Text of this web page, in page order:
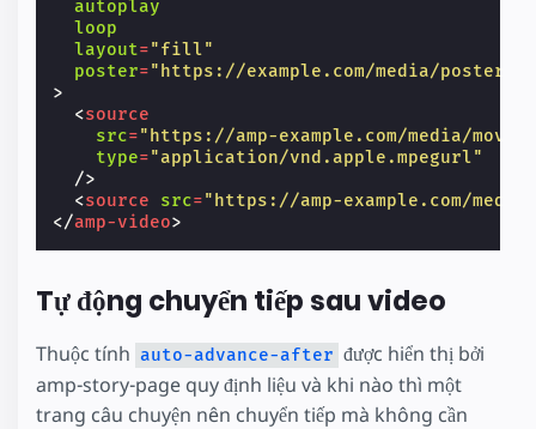
autoplay
loop
layout="fill"
poster="https://example.com/media/
>
<source
src="https://amp-example.com/media/
type="application/vnd.apple.mpegurl"
/>
<source src="https://amp-example.com/
</amp-video>
Tự động chuyển tiếp sau video
Thuộc tính auto-advance-after được hiển thị bởi
amp-story-page quy định liệu và khi nào thì một
trang câu chuyện nên chuyển tiếp mà không cần